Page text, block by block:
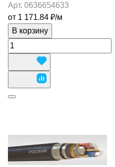
Арт. 0636654633
от 1 171.84 ₽/м
В корзину